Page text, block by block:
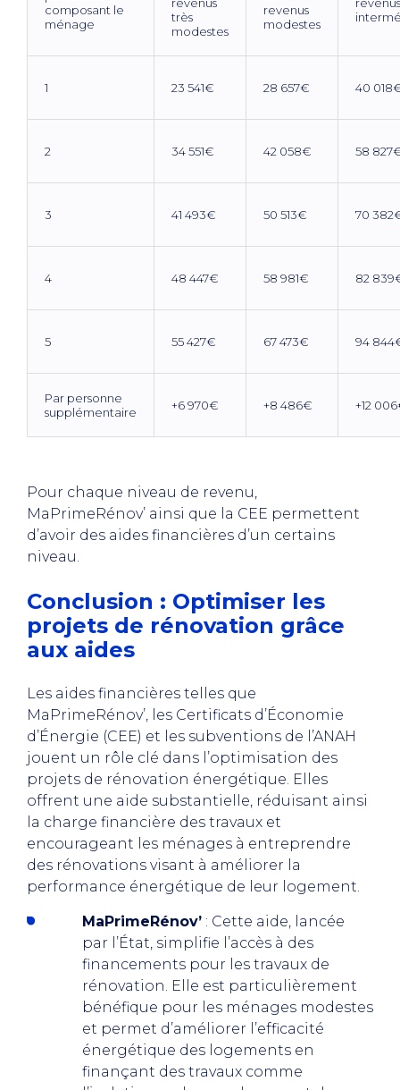
composant le
ménage
très
modestes
revenus
modestes
1 23 541€ 28 657€ 40
2 34 551€ 42 058€ 58
3 41 493€ 50 513€ 70
4 48 447€ 58 981€ 82
5 55 427€ 67 473€ 94
Par personne
supplémentaire
+6 970€ +8 486€ +12
Pour chaque niveau de revenu,
MaPrimeRénov’ ainsi que la CEE permettent
d’avoir des aides financières d’un certains
niveau.
Conclusion : Optimiser les
projets de rénovation grâce
aux aides
Les aides financières telles que
MaPrimeRénov’, les Certificats d’Économie
d’Énergie (CEE) et les subventions de l’ANAH
jouent un rôle clé dans l’optimisation des
projets de rénovation énergétique. Elles
offrent une aide substantielle, réduisant ainsi
la charge financière des travaux et
encourageant les ménages à entreprendre
des rénovations visant à améliorer la
performance énergétique de leur logement.
MaPrimeRénov’ : Cette aide, lancée
par l’État, simplifie l’accès à des
financements pour les travaux de
rénovation. Elle est particulièrement
bénéfique pour les ménages modestes
et permet d’améliorer l’efficacité
énergétique des logements en
finançant des travaux comme